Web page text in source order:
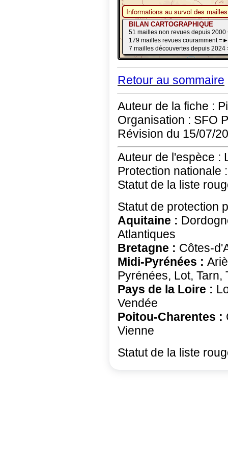
Retour au sommaire
Auteur de la fiche :
Organisation : SFO
Révision du 15/07/
Auteur de l'espèce :
Protection nationale :
Statut de la liste
Statut de protection
Aquitaine :
Atlantiques
Bretagne : Côtes-
Midi-Pyrénées :
Pyrénées, Lot, Tarn,
Pays de la Loire :
Vendée
Poitou-Charentes :
Vienne
Statut de la liste